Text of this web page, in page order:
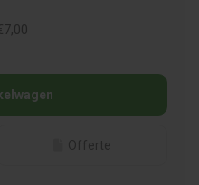
7,00
Offerte